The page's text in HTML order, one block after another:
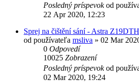
Posledný príspevokod
22 Apr 2020, 12:23
Sprej na čištění sání - Astra
od používateľa msliva » 02 Mar
0 Odpovedí
10025 Zobrazení
Posledný príspevokod
02 Mar 2020, 19:24